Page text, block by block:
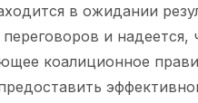
в ожидании
и надеется,
коалиционное